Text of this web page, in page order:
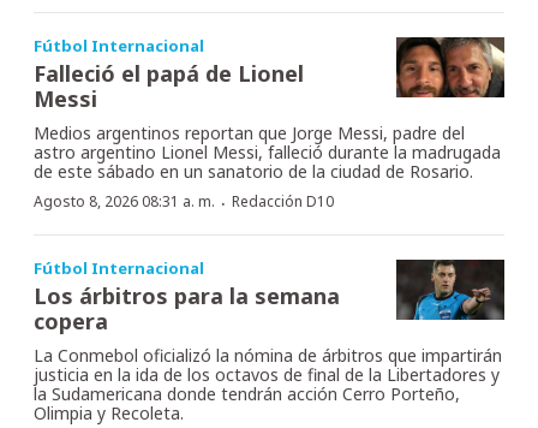
Fútbol Internacional
Falleció el papá de Lionel
Messi
Medios argentinos reportan que Jorge Messi, padre del
astro argentino Lionel Messi, falleció durante la madrugada
de este sábado en un sanatorio de la ciudad de Rosario.
Agosto 8, 2026 08:31 a. m. · Redacción D10
Fútbol Internacional
Los árbitros para la semana
copera
La Conmebol oficializó la nómina de árbitros que impartirán
justicia en la ida de los octavos de final de la Libertadores y
la Sudamericana donde tendrán acción Cerro Porteño,
Olimpia y Recoleta.